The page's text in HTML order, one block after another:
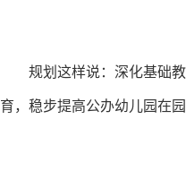
规划这样说：深化基础
育，稳步提高公办幼儿园在